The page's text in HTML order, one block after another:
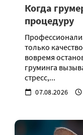
Когда
процедуру
только
вовремя
груминга
стресс,...
07.08.2026